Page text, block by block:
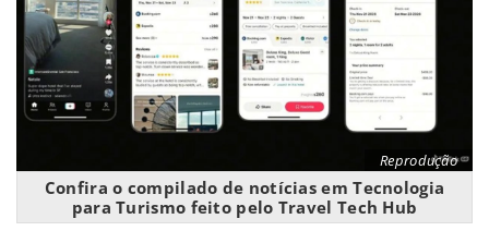
Reprodução
Confira o compilado de notícias em Tecnologia
para Turismo feito pelo Travel Tech Hub